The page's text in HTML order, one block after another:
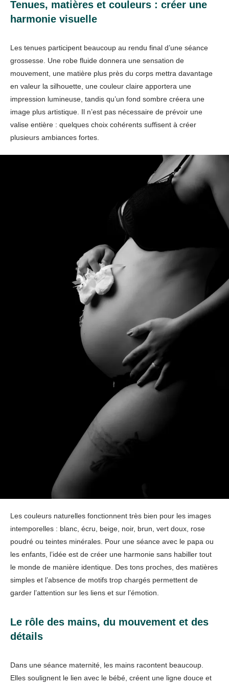
Tenues, matières et couleurs : créer une
harmonie visuelle
Les tenues participent beaucoup au rendu final d’une séance
grossesse. Une robe fluide donnera une sensation de
mouvement, une matière plus près du corps mettra davantage
en valeur la silhouette, une couleur claire apportera une
impression lumineuse, tandis qu’un fond sombre créera une
image plus artistique. Il n’est pas nécessaire de prévoir une
valise entière : quelques choix cohérents suffisent à créer
plusieurs ambiances fortes.
Les couleurs naturelles fonctionnent très bien pour les images
intemporelles : blanc, écru, beige, noir, brun, vert doux, rose
poudré ou teintes minérales. Pour une séance avec le papa ou
les enfants, l’idée est de créer une harmonie sans habiller tout
le monde de manière identique. Des tons proches, des matières
simples et l’absence de motifs trop chargés permettent de
garder l’attention sur les liens et sur l’émotion.
Le rôle des mains, du mouvement et des
détails
Dans une séance maternité, les mains racontent beaucoup.
Elles soulignent le lien avec le bébé, créent une ligne douce et